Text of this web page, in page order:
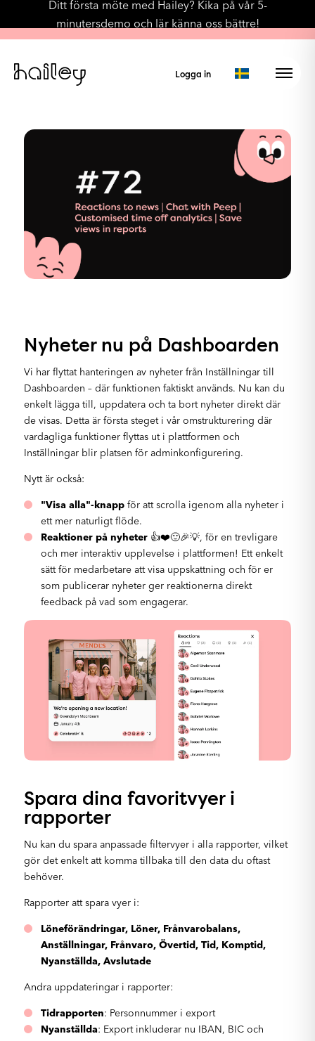
Ditt första möte med Hailey? Kika på vår 5-
minutersdemo och lär känna oss bättre!
Logga in
Nyheter nu på Dashboarden
Vi har flyttat hanteringen av nyheter från Inställningar till
Dashboarden – där funktionen faktiskt används. Nu kan du
enkelt lägga till, uppdatera och ta bort nyheter direkt där
de visas. Detta är första steget i vår omstrukturering där
vardagliga funktioner flyttas ut i plattformen och
Inställningar blir platsen för adminkonfigurering.
Nytt är också:
"Visa alla"-knapp för att scrolla igenom alla nyheter i
ett mer naturligt flöde.
Reaktioner på nyheter 👍❤️🙂🎉💡, för en trevligare
och mer interaktiv upplevelse i plattformen! Ett enkelt
sätt för medarbetare att visa uppskattning och för er
som publicerar nyheter ger reaktionerna direkt
feedback på vad som engagerar.
Spara dina favoritvyer i
rapporter
Nu kan du spara anpassade filtervyer i alla rapporter, vilket
gör det enkelt att komma tillbaka till den data du oftast
behöver.
Rapporter att spara vyer i:
Löneförändringar, Löner, Frånvarobalans,
Anställningar, Frånvaro, Övertid, Tid, Komptid,
Nyanställda, Avslutade
Andra uppdateringar i rapporter:
Tidrapporten: Personnummer i export
Nyanställda: Export inkluderar nu IBAN, BIC och